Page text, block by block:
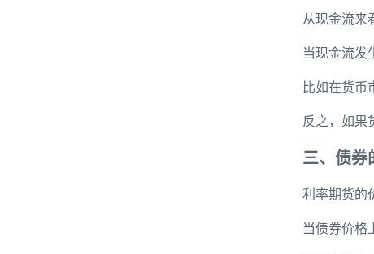
从现金流来
当现金流发
比如在货币
反之，如果
三、债券
利率期货的
当债券价格